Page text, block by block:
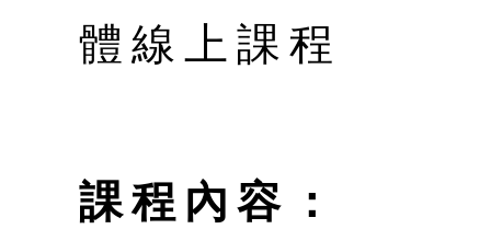
體線上課程
課程內容：